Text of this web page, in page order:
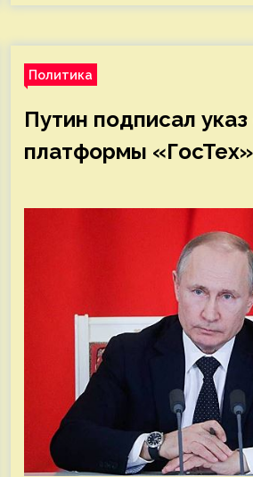
Политика
Путин подписал
платформы «ГосТех»